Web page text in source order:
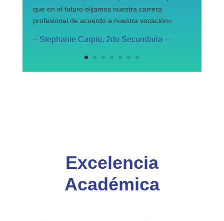
que en el futuro elijamos nuestra carrera
profesional de acuerdo a nuestra vocación»
– Stephanie Carpio, 2do Secundaria –
Excelencia
Académica